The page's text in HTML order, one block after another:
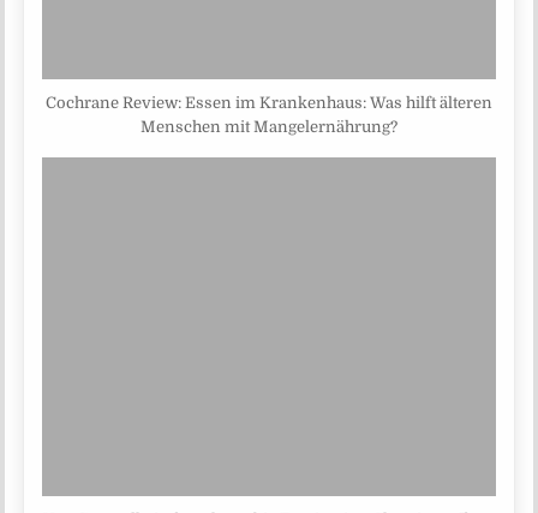
Cochrane Review: Essen im Krankenhaus: Was hilft älteren
Menschen mit Mangelernährung?